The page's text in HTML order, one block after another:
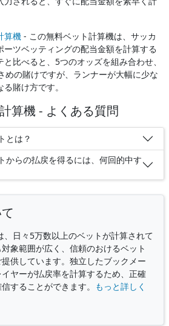
算機 - この無料ベット計算機は、サッカ
ツベッティングの配当金額を計算する
比べると、5つのオッズを組み合わせ、
めの賭けですが、ランナーが大幅に少な
賭け方です。
算機 - よくある質問
とは？
からの払戻を得るには、何回的中す
、日々5万数以上のベットが計算されて
象範囲が広く、信頼のおけるベット
供しています。独立したブックメー
ヤーが払戻率を計算するため、正確
することができます。
もっと詳しく